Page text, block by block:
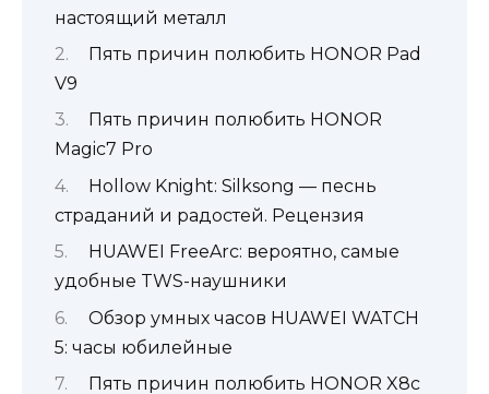
настоящий металл
Пять причин полюбить HONOR Pad
V9
Пять причин полюбить HONOR
Magic7 Pro
Hollow Knight: Silksong — песнь
страданий и радостей. Рецензия
HUAWEI FreeArc: вероятно, самые
удобные TWS-наушники
Обзор умных часов HUAWEI WATCH
5: часы юбилейные
Пять причин полюбить HONOR X8c